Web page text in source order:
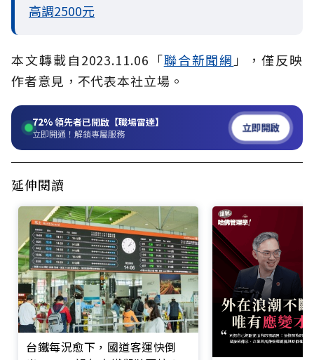
高調2500元
本文轉載自2023.11.06 「聯合新聞網 」
，僅反映
作者意見，不代表本社立場。
72%領先者已開啟【職場雷達】
立即開通！解鎖專屬服務 立即開啟
延伸閱讀
台鐵每況愈下，國道客運快倒